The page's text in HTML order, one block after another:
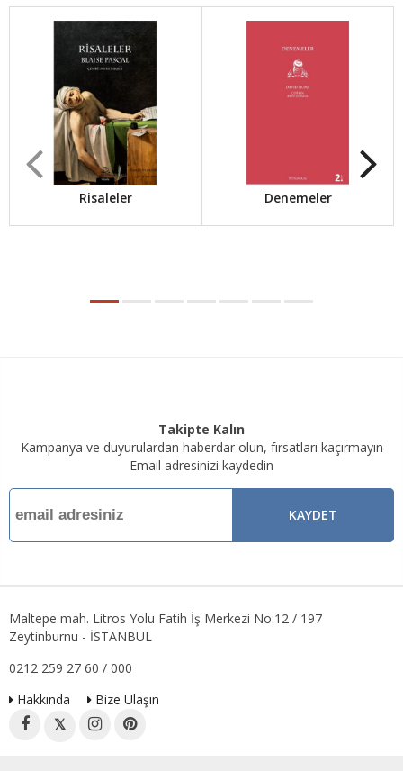
Risaleler Denemeler
Takipte Kalın
Kampanya ve duyurulardan haberdar olun, fırsatları kaçırmayın
Email adresinizi kaydedin
KAYDET
Maltepe mah. Litros Yolu Fatih İş Merkezi No:12 / 197
Zeytinburnu - İSTANBUL
0212 259 27 60 / 000
Hakkında
Bize Ulaşın
𝕏